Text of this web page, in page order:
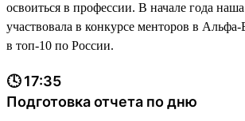
освоиться в профессии. В начале года
участвовала в конкурсе менторов в
в топ-10 по России.
🕓 17:35
Подготовка отчета по дню